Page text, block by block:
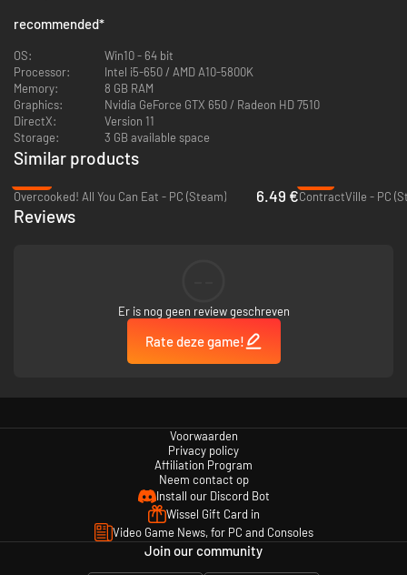
recommended*
OS:
Win10 - 64 bit
Processor:
Intel i5-650 / AMD A10-5800K
Memory:
8 GB RAM
Graphics:
Nvidia GeForce GTX 650 / Radeon HD 7510
DirectX:
Version 11
Storage:
3 GB available space
Similar products
Overcooked! All You Can Eat - PC (Steam)
6.49 €ContractVille - PC
Reviews
Er is nog geen review geschreven
Rate deze game!
Voorwaarden
Privacy policy
Affiliation Program
Neem contact op
Install our Discord Bot
Wissel Gift Card in
Video Game News, for PC and Consoles
Join our community